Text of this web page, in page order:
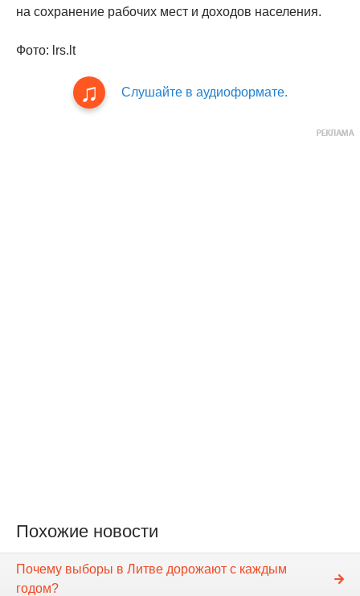
на сохранение рабочих мест и доходов населения.
Фото: lrs.lt
Слушайте в аудиоформате.
Похожие новости
Почему выборы в Литве дорожают с каждым
годом?